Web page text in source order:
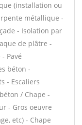
(installation ou
métallique -
- Isolation par
de plâtre -
Pavé
béton -
- Escaliers
/ Chape -
- Gros oeuvre
etc) - Chape